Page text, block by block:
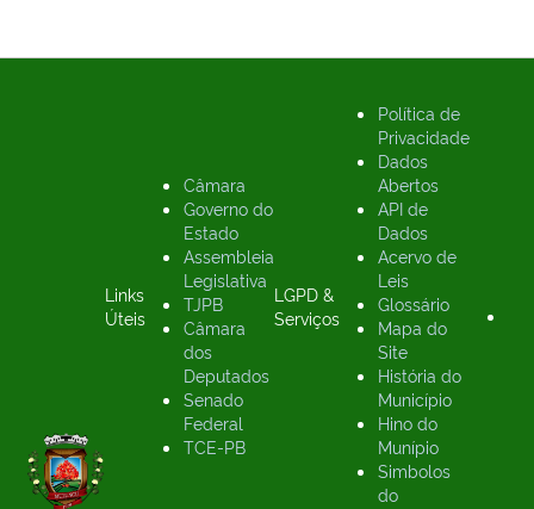
Links
Úteis
Câmara
Governo do
Estado
Assembleia
Legislativa
TJPB
Câmara
dos
Deputados
Senado
Federal
TCE-PB
LGPD &
Serviços
Política de
Privacidade
Dados
Abertos
API de
Dados
Acervo de
Leis
Glossário
Mapa do
Site
História do
Município
Hino do
Munípio
Simbolos
do